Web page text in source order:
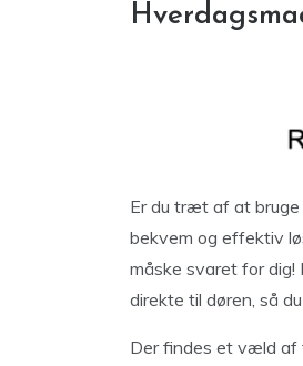
Er du træt af at bruge
bekvem og effektiv
måske svaret for
direkte til døren, så
Der findes et væld af